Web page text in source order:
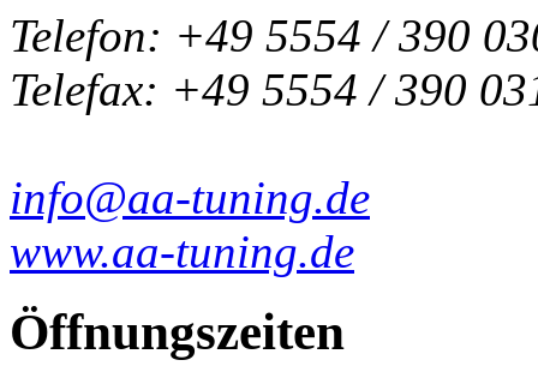
Telefon: +49 5554 / 390
Telefax: +49 5554 / 390
info@aa-tuning.de
www.aa-tuning.de
Öffnungszeiten